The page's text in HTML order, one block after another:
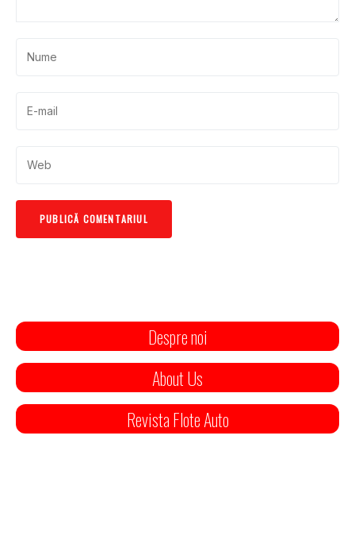
Despre noi
About Us
Revista Flote Auto